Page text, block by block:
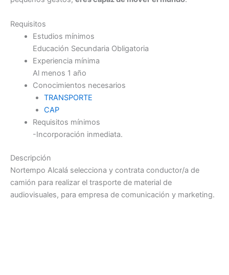
Requisitos
Estudios mínimos
Educación Secundaria Obligatoria
Experiencia mínima
Al menos 1 año
Conocimientos necesarios
TRANSPORTE
CAP
Requisitos mínimos
-Incorporación inmediata.
Descripción
Nortempo Alcalá selecciona y contrata conductor/a de
camión para realizar el trasporte de material de
audiovisuales, para empresa de comunicación y marketing.